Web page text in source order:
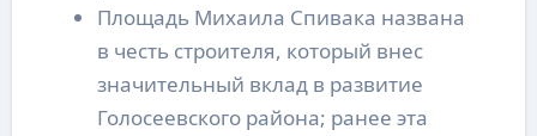
Площадь Михаила Спивака названа
в честь строителя, который внес
значительный вклад в развитие
Голосеевского района; ранее эта